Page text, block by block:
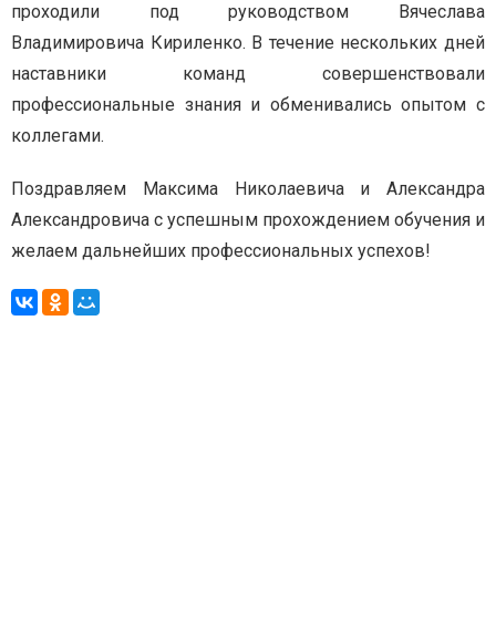
проходили под руководством Вячеслава
Владимировича Кириленко. В течение нескольких дней
наставники команд совершенствовали
профессиональные знания и обменивались опытом с
коллегами.
Поздравляем Максима Николаевича и Александра
Александровича с успешным прохождением обучения и
желаем дальнейших профессиональных успехов!